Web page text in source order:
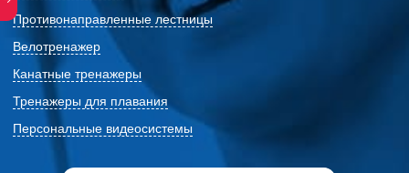
Противонаправленные лестницы
Велотренажер
Канатные тренажеры
Тренажеры для плавания
Персональные видеосистемы